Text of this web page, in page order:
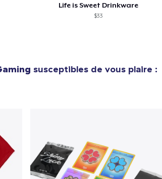
Life is Sweet Drinkware
$33
susceptibles de vous plaire :
34,99 $US
Classic Long Sleeve Tee